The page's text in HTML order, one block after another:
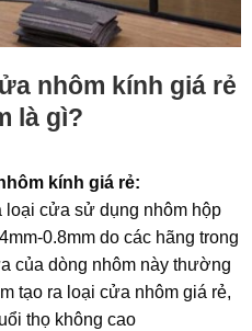
nhôm kính giá rẻ
là gì?
kính giá rẻ:
loại cửa sử dụng nhôm hộp
0.8mm do các hãng trong
của dòng nhôm này thường
tạo ra loại cửa nhôm giá rẻ,
thọ không cao